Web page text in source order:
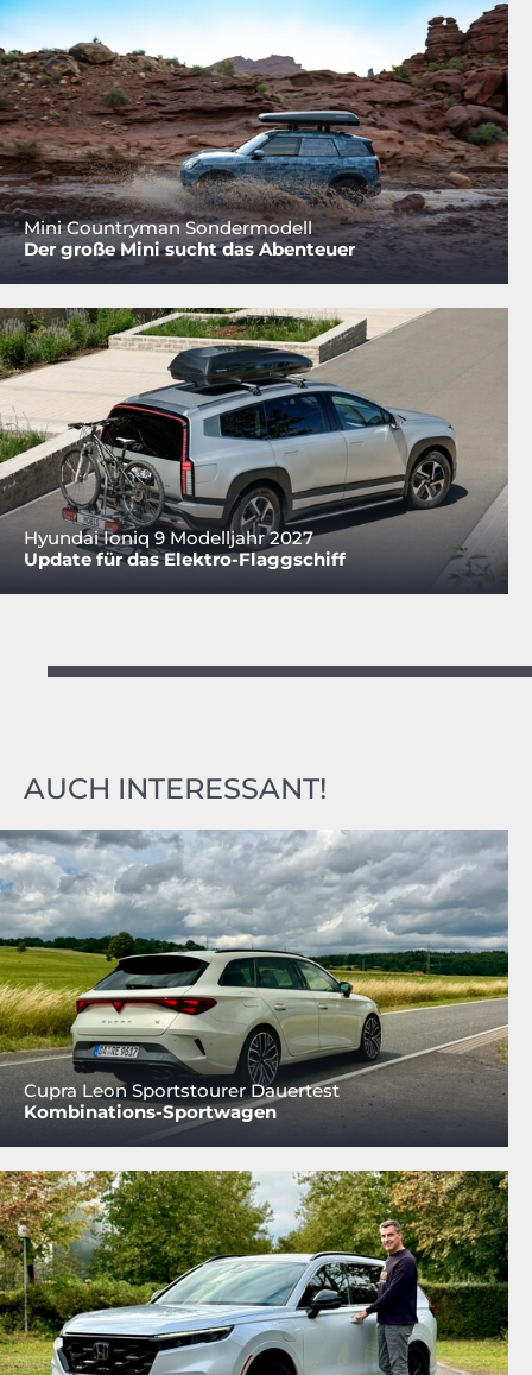
Mini Countryman Sondermodell
Der große Mini sucht das Abenteuer
Hyundai Ioniq 9 Modelljahr 2027
Update für das Elektro-Flaggschiff
AUCH INTERESSANT!
Cupra Leon Sportstourer Dauertest
Kombinations-Sportwagen